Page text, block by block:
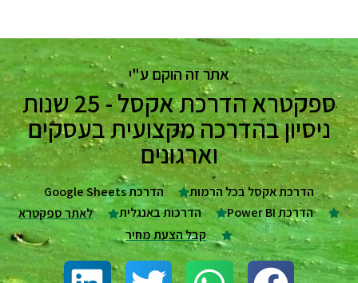
אתר זה הוקם ע"י
ספקטרא הדרכת אקסל - 25 שנות
ניסיון בהדרכה מקצועית בעסקים
וארגונים
הדרכת אקסל בכל הרמות
הדרכת Google Sheets
הדרכת Power BI
הדרכות באנגלית
לאתר ספקטרא
קבל הצעת מחיר